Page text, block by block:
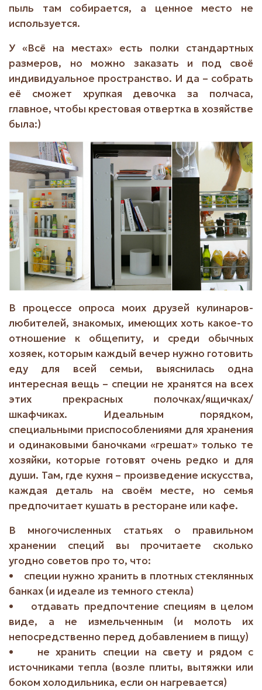
пыль там собирается, а ценное место не
используется.
У «Всё на местах» есть полки стандартных
размеров, но можно заказать и под своё
индивидуальное пространство. И да – собрать
её сможет хрупкая девочка за полчаса,
главное, чтобы крестовая отвертка в хозяйстве
была:)
В процессе опроса моих друзей кулинаров-
любителей, знакомых, имеющих хоть какое-то
отношение к общепиту, и среди обычных
хозяек, которым каждый вечер нужно готовить
еду для всей семьи, выяснилась одна
интересная вещь – специи не хранятся на всех
этих прекрасных полочках/ящичках/
шкафчиках. Идеальным порядком,
специальными приспособлениями для хранения
и одинаковыми баночками «грешат» только те
хозяйки, которые готовят очень редко и для
души. Там, где кухня – произведение искусства,
каждая деталь на своём месте, но семья
предпочитает кушать в ресторане или кафе.
В многочисленных статьях о правильном
хранении специй вы прочитаете сколько
угодно советов про то, что:
• специи нужно хранить в плотных стеклянных
банках (и идеале из темного стекла)
• отдавать предпочтение специям в целом
виде, а не измельченным (и молоть их
непосредственно перед добавлением в пищу)
• не хранить специи на свету и рядом с
источниками тепла (возле плиты, вытяжки или
боком холодильника, если он нагревается)